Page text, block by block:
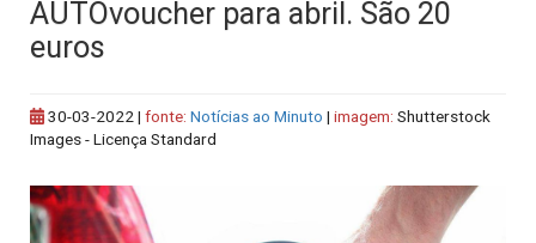
AUTOvoucher para abril. São 20
euros
30-03-2022 | fonte: Notícias ao Minuto | imagem: Shutterstock
Images - Licença Standard